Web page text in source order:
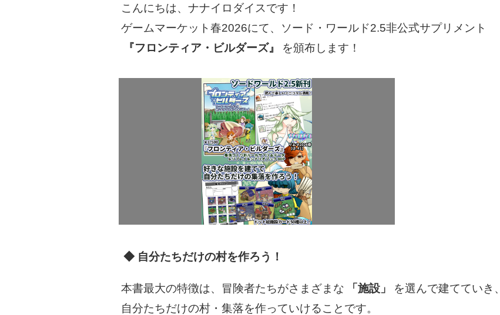
こんにちは、ナナイロダイスです！
ゲームマーケット春2026にて、ソード・ワールド2.5非公式サプリメント
『フロンティア・ビルダーズ』
を頒布します！
◆ 自分たちだけの村を作ろう！
本書最大の特徴は、冒険者たちがさまざまな 「施設」
を選んで建てていき、
自分たちだけの村・集落を作っていけることです。